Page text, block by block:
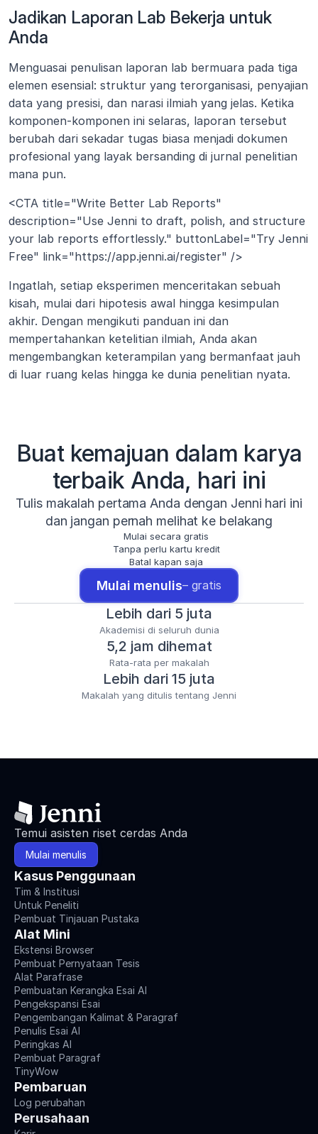
Jadikan Laporan Lab Bekerja untuk
Anda
Menguasai penulisan laporan lab bermuara pada tiga
elemen esensial: struktur yang terorganisasi, penyajian
data yang presisi, dan narasi ilmiah yang jelas. Ketika
komponen-komponen ini selaras, laporan tersebut
berubah dari sekadar tugas biasa menjadi dokumen
profesional yang layak bersanding di jurnal penelitian
mana pun.
<CTA title="Write Better Lab Reports"
description="Use Jenni to draft, polish, and structure
your lab reports effortlessly." buttonLabel="Try Jenni
Free" link="https://app.jenni.ai/register" />
Ingatlah, setiap eksperimen menceritakan sebuah
kisah, mulai dari hipotesis awal hingga kesimpulan
akhir. Dengan mengikuti panduan ini dan
mempertahankan ketelitian ilmiah, Anda akan
mengembangkan keterampilan yang bermanfaat jauh
di luar ruang kelas hingga ke dunia penelitian nyata.
Buat kemajuan dalam karya
terbaik Anda, hari ini
Tulis makalah pertama Anda dengan Jenni hari ini
dan jangan pernah melihat ke belakang
Mulai secara gratis
Tanpa perlu kartu kredit
Batal kapan saja
Mulai menulis– gratis
Lebih dari 5 juta
Akademisi di seluruh dunia
5,2 jam dihemat
Rata-rata per makalah
Lebih dari 15 juta
Makalah yang ditulis tentang Jenni
Temui asisten riset cerdas Anda
Mulai menulis
Kasus Penggunaan
Tim & Institusi
Untuk Peneliti
Pembuat Tinjauan Pustaka
Alat Mini
Ekstensi Browser
Pembuat Pernyataan Tesis
Alat Parafrase
Pembuatan Kerangka Esai AI
Pengekspansi Esai
Pengembangan Kalimat & Paragraf
Penulis Esai AI
Peringkas AI
Pembuat Paragraf
TinyWow
Pembaruan
Log perubahan
Perusahaan